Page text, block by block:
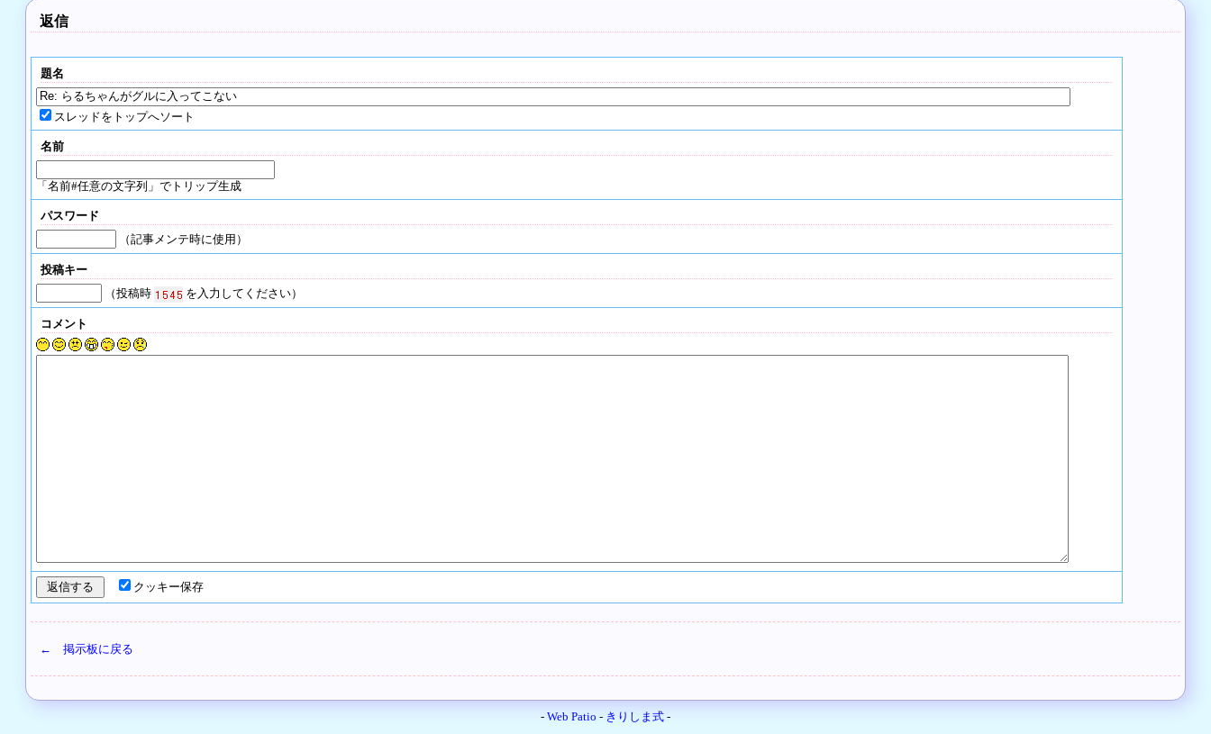
返信
題名
スレッドをトップへソート
名前
「名前#任意の文字列」でトリップ生成
パスワード
（記事メンテ時に使用）
投稿キー
（投稿時
を入力してください）
コメント
クッキー保存
← 掲示板に戻る
- Web Patio - きりしま式 -